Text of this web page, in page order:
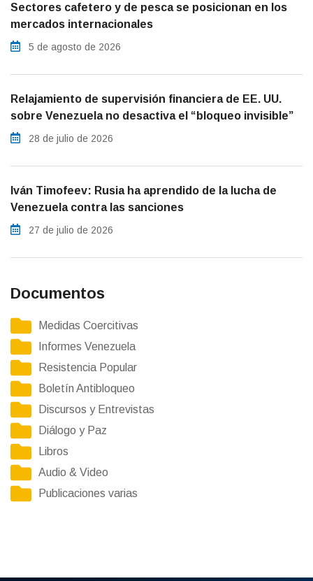
Sectores cafetero y de pesca se posicionan en los
mercados internacionales
5 de agosto de 2026
Relajamiento de supervisión financiera de EE. UU.
sobre Venezuela no desactiva el “bloqueo invisible”
28 de julio de 2026
Iván Timofeev: Rusia ha aprendido de la lucha de
Venezuela contra las sanciones
27 de julio de 2026
Documentos
Medidas Coercitivas
Informes Venezuela
Resistencia Popular
Boletín Antibloqueo
Discursos y Entrevistas
Diálogo y Paz
Libros
Audio & Video
Publicaciones varias